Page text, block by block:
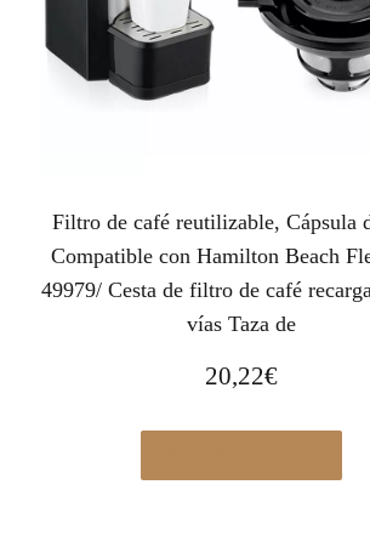
Filtro de café reutilizable, Cápsula
Compatible con Hamilton Beach
49979/ Cesta de filtro de café
vías Taza de
20,22€